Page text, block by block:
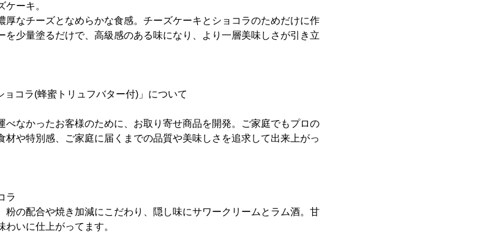
ーキ。
厚なチーズとなめらかな食感。チーズケーキとショコラのためだけに作
を少量塗るだけで、高級感のある味になり、より一層美味しさが引き立
コラ(蜂蜜トリュフバター付)」について
べなかったお客様のために、お取り寄せ商品を開発。ご家庭でもプロの
材や特別感、ご家庭に届くまでの品質や美味しさを追求して出来上がっ
ラ
粉の配合や焼き加減にこだわり、隠し味にサワークリームとラム酒。甘
いに仕上がってます。